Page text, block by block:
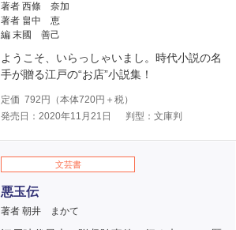
著者 西條 奈加
著者 畠中 恵
編 末國 善己
ようこそ、いらっしゃいまし。時代小説の名
手が贈る江戸の“お店”小説集！
定価 792 円（本体720円＋税）
発売日：2020年11月21日
判型：文庫判
文芸書
悪玉伝
著者 朝井 まかて